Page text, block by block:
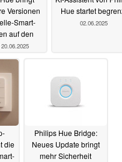
Versionen
Smart-
auf den
20.06.2025
Hue startet
02.06.2025
die
Philips Hue Bridge:
Neues Update bringt
mehr Sicherheit